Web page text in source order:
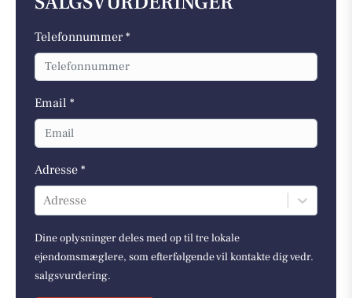
Telefonnummer *
Email *
Adresse *
Adresse
Dine oplysninger deles med op til tre lokale
ejendomsmæglere, som efterfølgende vil kontakte dig vedr.
salgsvurdering.